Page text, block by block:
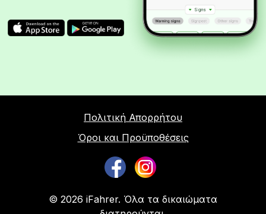
Πολιτική Απορρήτου
Όροι και Προϋποθέσεις
© 2026 iFahrer. Όλα τα δικαιώματα